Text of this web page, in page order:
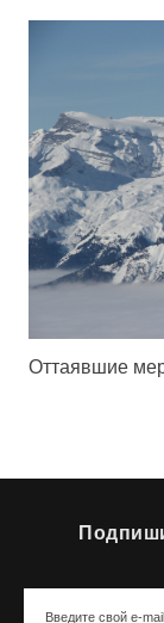
Оттаявшие